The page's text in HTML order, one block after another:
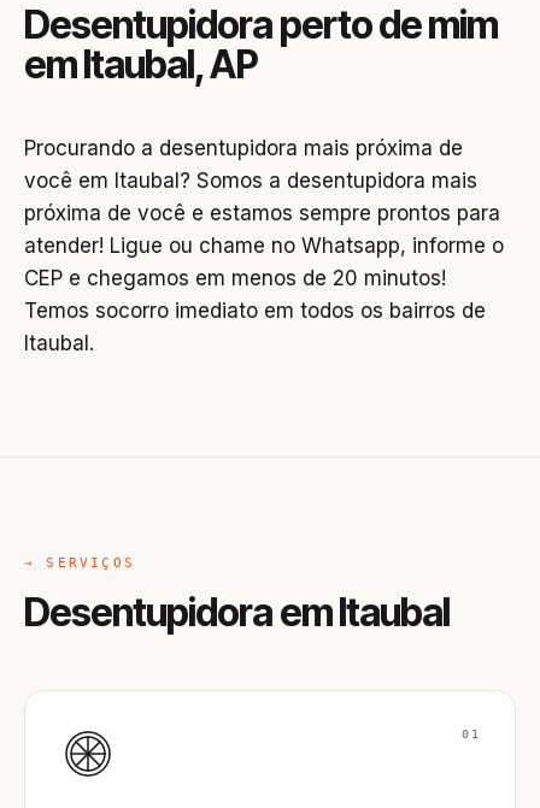
Desentupidora perto de mim
em Itaubal, AP
Procurando a desentupidora mais próxima de
você em Itaubal? Somos a desentupidora mais
próxima de você e estamos sempre prontos para
atender! Ligue ou chame no Whatsapp, informe o
CEP e chegamos em menos de 20 minutos!
Temos socorro imediato em todos os bairros de
Itaubal.
→ SERVIÇOS
Desentupidora em Itaubal
01